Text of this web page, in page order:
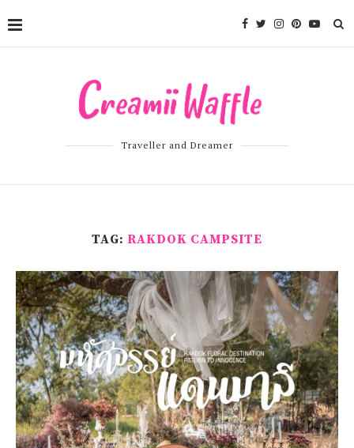
Traveller and Dreamer
TAG: RAKDOK CAMPSITE